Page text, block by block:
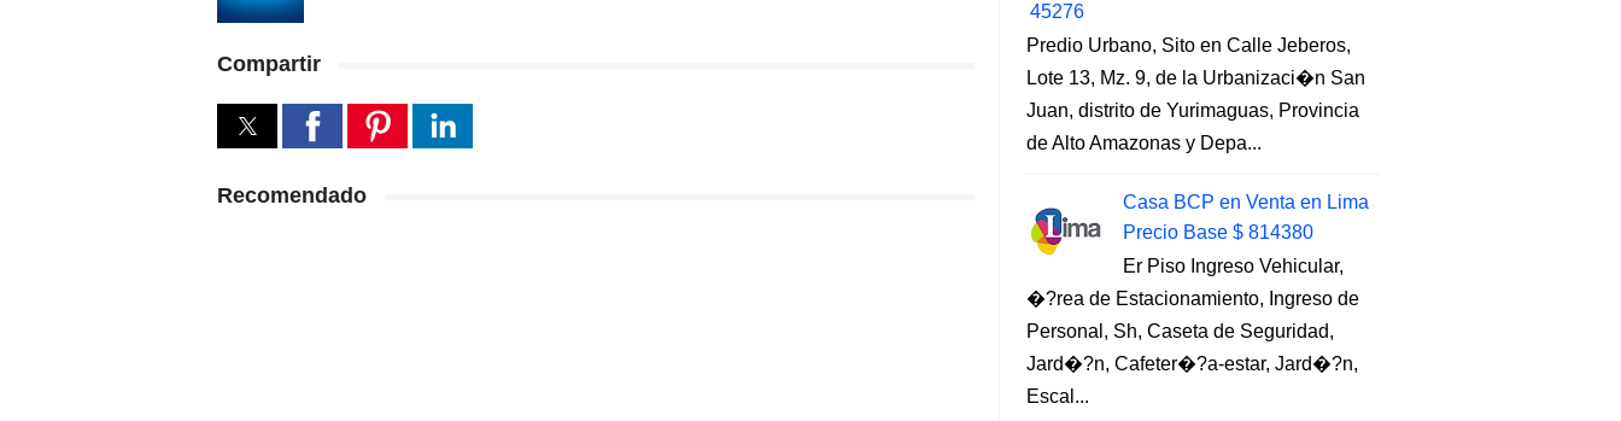
Compartir
Recomendado
45276
Predio Urbano, Sito en Calle Jeberos,
Lote 13, Mz. 9, de la Urbanizaci�n San
Juan, distrito de Yurimaguas, Provincia
de Alto Amazonas y Depa...
Casa BCP en Venta en Lima
Precio Base $ 814380
Er Piso Ingreso Vehicular,
�?rea de Estacionamiento, Ingreso de
Personal, Sh, Caseta de Seguridad,
Jard�?n, Cafeter�?a-estar, Jard�?n,
Escal...